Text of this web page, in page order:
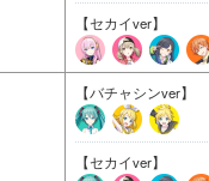
【セカイver】
【バチャシンver】
【セカイver】